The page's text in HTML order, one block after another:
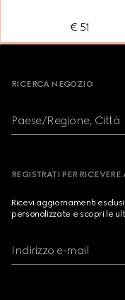
€ 51
RICERCA NEGOZIO
Paese/Regione, Città
REGISTRATI PER
Ricevi aggiornamenti
personalizzate e scopri le
Indirizzo e-mail